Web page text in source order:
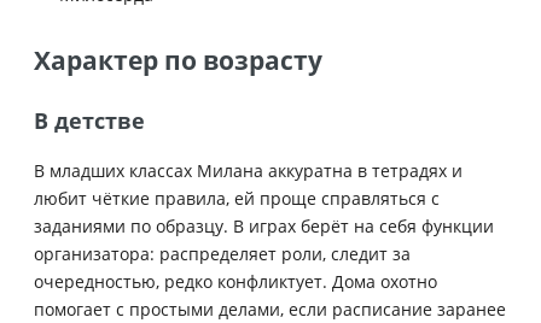
Характер по возрасту
В детстве
В младших классах Милана аккуратна в тетрадях и
любит чёткие правила, ей проще справляться с
заданиями по образцу. В играх берёт на себя функции
организатора: распределяет роли, следит за
очередностью, редко конфликтует. Дома охотно
помогает с простыми делами, если расписание заранее